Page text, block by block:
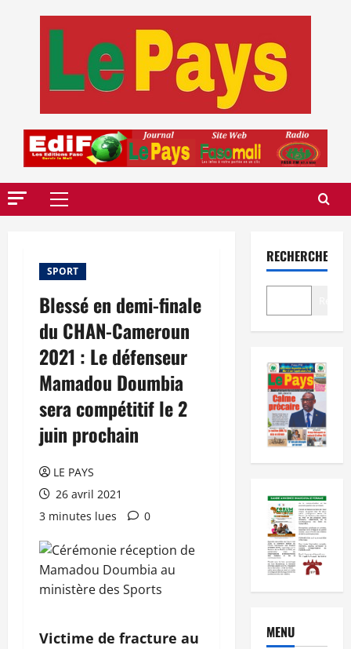
Menu
SPORT
Blessé en demi-finale
du CHAN-Cameroun
2021 : Le défenseur
Mamadou Doumbia
sera compétitif le 2
juin prochain
LE PAYS
26 avril 2021
3 minutes lues
0
Victime de fracture au
RECHERCHER
MENU